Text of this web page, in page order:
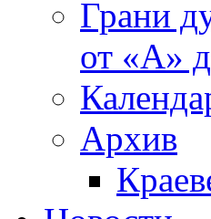
Грани
от «А»
Архив